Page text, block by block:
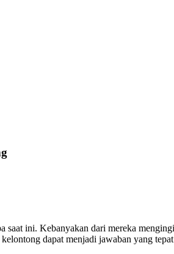
saat ini. Kebanyakan dari mereka
dapat menjadi jawaban yang